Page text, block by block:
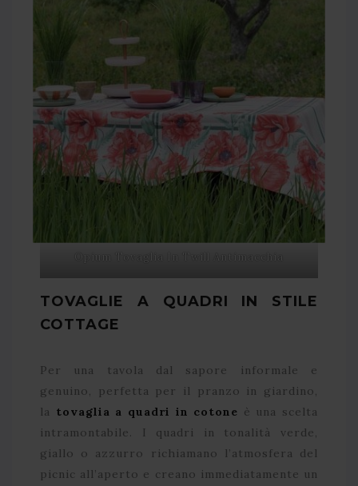
Opium Tovaglia In Twill Antimacchia
TOVAGLIE A QUADRI IN STILE
COTTAGE
Per una tavola dal sapore informale e
genuino, perfetta per il pranzo in giardino,
la tovaglia a quadri in cotone è una scelta
intramontabile. I quadri in tonalità verde,
giallo o azzurro richiamano l’atmosfera del
picnic all’aperto e creano immediatamente un